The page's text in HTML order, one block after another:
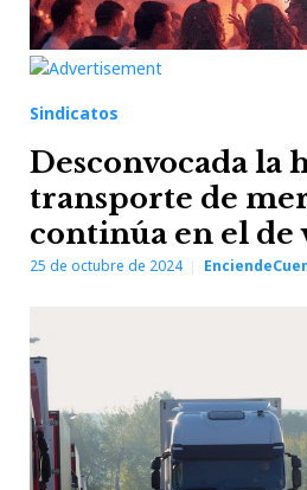
Sindicatos
Desconvocada la
transporte de
continúa en el de
25 de octubre de 2024